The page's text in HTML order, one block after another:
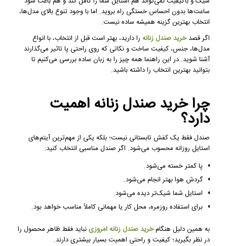
ساعت‌ها بدون احساس خستگی راه بروید. اما با وجود تنوع بالای مدل‌ها،
انتخاب بهترین گزینه همیشه ساده نیست.
اگر قصدخرید صندل زنانهرا دارید، بهتر است قبل از انتخاب، با انواع
مدل‌ها، جنس، کیفیت ساخت و نکاتی که روی راحتی پا تاثیر می‌گذارند
آشنا شوید. در این راهنما همه چیز را به زبان ساده بررسی می‌کنیم تا
بتوانید بهترین انتخاب را داشته باشید.
چرا خرید صندل زنانه اهمیت
دارد؟
صندل فقط یک کفش تابستانی نیست؛ بلکه یکی از مهم‌ترین آیتم‌های
استایل روزانه محسوب می‌شود. اگر صندل مناسبی انتخاب کنید:
پا کمتر خسته می‌شود.
گردش هوا بهتر انجام می‌شود.
استایل شما شیک‌تر دیده می‌شود.
برای استفاده روزمره، محل کار یا مهمانی کاملاً مناسب خواهد بود.
به همین دلیل هنگامخرید صندل زنانه امروزینباید فقط ظاهر محصول را
در نظر بگیرید؛ کیفیت و راحتی اهمیت بسیار بیشتری دارند.